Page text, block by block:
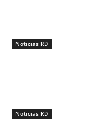
Noticias RD
Noticias RD